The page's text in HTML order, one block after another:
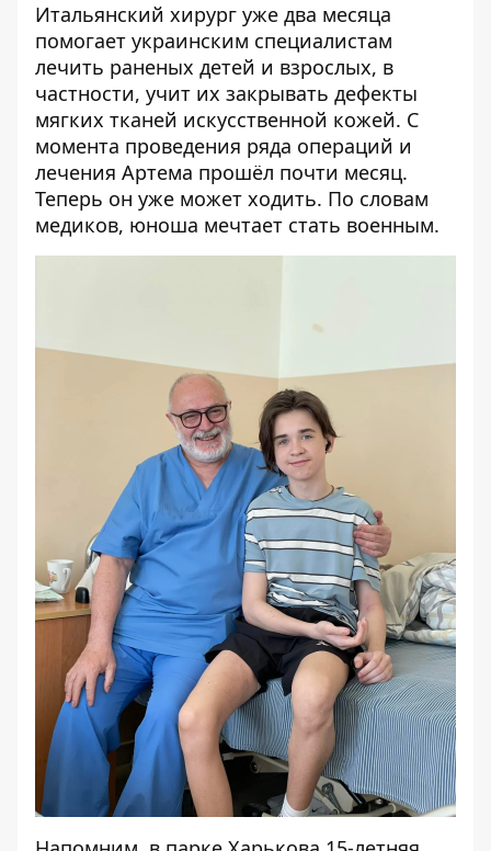
Итальянский хирург уже два месяца
помогает украинским специалистам
лечить раненых детей и взрослых, в
частности, учит их закрывать дефекты
мягких тканей искусственной кожей. С
момента проведения ряда операций и
лечения Артема прошёл почти месяц.
Теперь он уже может ходить. По словам
медиков, юноша мечтает стать военным.